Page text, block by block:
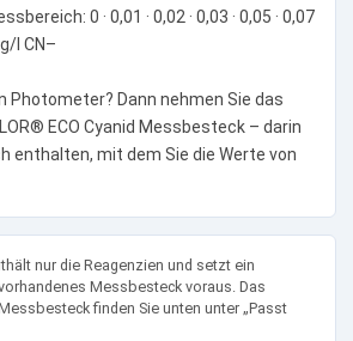
0 · 0,01 · 0,02 · 0,03 · 0,05 · 0,07
l CN–
Photometer? Dann nehmen Sie das
ECO Cyanid Messbesteck – darin
enthalten, mit dem Sie die Werte von
nur die Reagenzien und setzt ein
Messbesteck voraus. Das
finden Sie unten unter „Passt